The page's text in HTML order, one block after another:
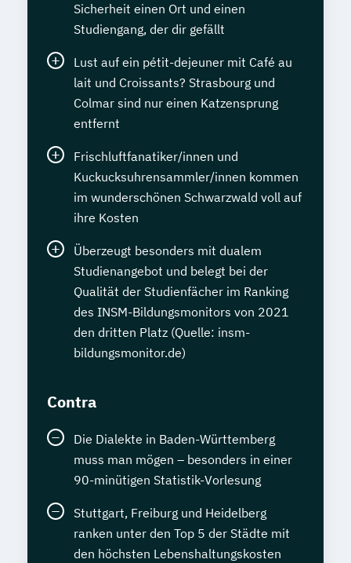
Sicherheit einen Ort und einen
Studiengang, der dir gefällt
Lust auf ein pétit-dejeuner mit Café au
lait und Croissants? Strasbourg und
Colmar sind nur einen Katzensprung
entfernt
Frischluftfanatiker/innen und
Kuckucksuhrensammler/innen kommen
im wunderschönen Schwarzwald voll auf
ihre Kosten
Überzeugt besonders mit dualem
Studienangebot und belegt bei der
Qualität der Studienfächer im Ranking
des INSM-Bildungsmonitors von 2021
den dritten Platz (Quelle: insm-
bildungsmonitor.de)
Contra
Die Dialekte in Baden-Württemberg
muss man mögen – besonders in einer
90-minütigen Statistik-Vorlesung
Stuttgart, Freiburg und Heidelberg
ranken unter den Top 5 der Städte mit
den höchsten Lebenshaltungskosten